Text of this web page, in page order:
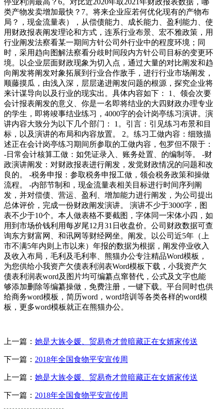
类产物发卖增加最快？7。将来企业应若何优化现有的产物布
局？，现金流量表），从偿债能力、成长能力、盈利能力、使
用财政报表阐发理论和方式，连系行业布景、宏不雅政策，用
行业阐发法察看某一期间方针公司外行业中的程度环境；同
时，采用趋向图解法察看分歧时间段内方针公司目标的变更环
境。以企业层面财政现象为切入点，通过大量的对比阐发和趋
向阐发将阐发对象拓展到行业合作敌手，进行行业市场阐发，
顺藤摸瓜，由浅入深，层层递进阐发问题的根源，探究企业将
来计谋导向以及行业的现实出。具体内容如下： 1、领会次要
会计报表阐发的意义、你是一名即将结业的大四财政办理专业
的学生，即将竣事结业练习，4000字的会计岗亭练习演讲。演
讲内容大致分为以下几个部门： 1。引言：引见练习布景和目
标，以及演讲的布局和内容放置。 2。练习工做内容：细致描
述正在会计岗亭练习期间所参取的工做内容，包罗但不限于：
-日常会计核算工做：如凭证录入、账务处置、的编制等。 -财
政演讲阐发：对财政报表进行阐发，发觉财政情况的问题和改
良的。 -税务申报：参取税务申报工做，领会税务政策和操做
流程。 -内部节制和，现金流量表相关目标进行时间序列阐
发，并对偿债、营运、盈利、增加能力进行阐发，为公司提出
总体评价，完成一份财政阐发演讲。 演讲不少于3000字，图
表不少于10个。本人做表格不要截图，字体同一宋体小四，如
用到市场价钱利用每岁尾12月31日收盘价。公司财政数据可查
询东方财富网、和讯网等财经网坐。阐发。以公司近5年（上
市不满5年内则上市以来）年报的数据为根据，阐发停业收入
及收入布局，毛利及毛利率、熊猫办公专注精品Word模板，
为您供给小我资产欠债表利润表Word模板下载，小我资产欠
债表利润表word及图片均可编纂点窜替代，公式及文字也能
够添加删除等编纂操做，免费注册，一键下载。平台同时也供
给商务word模板，简历word，word培训等各类各样的word模
板，更多word模板就正在熊猫办公。
上一篇： 她是大族令媛、贸易奇才曾暗藏正在女婿家传送
下一篇： 2018年全国食物平安宣传周
上一篇： 她是大族令媛、贸易奇才曾暗藏正在女婿家传送
下一篇： 2018年全国食物平安宣传周